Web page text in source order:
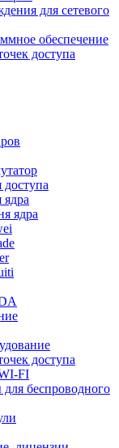
для сетевого
обеспечение
доступа
ядра
доступа
FI
беспроводного